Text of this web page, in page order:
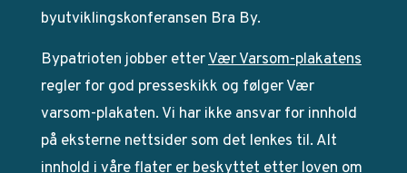
byutviklingskonferansen Bra By.
Bypatrioten jobber etterVær Varsom-plakatens
regler for god presseskikk og følger Vær
varsom-plakaten. Vi har ikke ansvar for innhold
på eksterne nettsider som det lenkes til. Alt
innhold i våre flater er beskyttet etter loven om